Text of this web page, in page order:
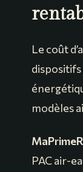
Le coût
dispositifs
modèles
PAC air-